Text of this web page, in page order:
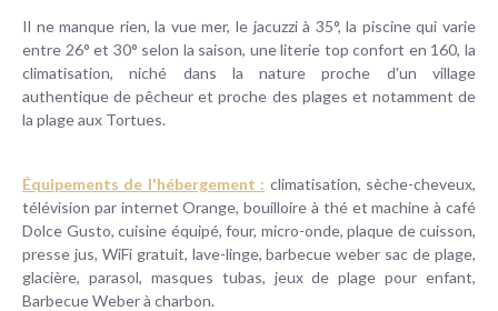
Il ne manque rien, la vue mer, le jacuzzi à 35°, la piscine qui varie
entre 26° et 30° selon la saison, une literie top confort en 160, la
climatisation, niché dans la nature proche d'un village
authentique de pêcheur et proche des plages et notamment de
la plage aux Tortues.
Équipements de l'hébergement : climatisation, sèche-cheveux,
télévision par internet Orange, bouilloire à thé et machine à café
Dolce Gusto, cuisine équipé, four, micro-onde, plaque de cuisson,
presse jus, WiFi gratuit, lave-linge, barbecue weber sac de plage,
glacière, parasol, masques tubas, jeux de plage pour enfant,
Barbecue Weber à charbon.